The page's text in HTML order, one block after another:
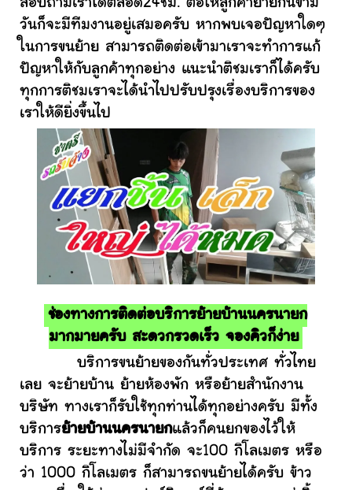
สอบถามเราได้ตลอด24ชม. ต่อให้ลูกค้าย้ายกันข้าม
วันก็จะมีทีมงานอยู่เสมอครับ หากพบเจอปัญหาใดๆ
ในการขนย้าย สามารถติดต่อเข้ามาเราจะทำการแก้
ปัญหาให้กับลูกค้าทุกอย่าง แนะนำติชมเราก็ได้ครับ
ทุกการติชมเราจะได้นำไปปรับปรุงเรื่องบริการของ
เราให้ดียิ่งขึ้นไป
ช่องทางการติดต่อบริการย้ายบ้านนครนายก
มากมายครับ สะดวกรวดเร็ว จองคิวก็ง่าย
บริการขนย้ายของกันทั่วประเทศ ทั่วไทย
เลย จะย้ายบ้าน ย้ายห้องพัก หรือย้ายสำนักงาน
บริษัท ทางเราก็รับใช้ทุกท่านได้ทุกอย่างครับ มีทั้ง
บริการย้ายบ้านนครนายกแล้วก็คนยกของไว้ให้
บริการ ระยะทางไม่มีจำกัด จะ100 กิโลเมตร หรือ
ว่า 1000 กิโลเมตร ก็สามารถขนย้ายได้ครับ ข้าว